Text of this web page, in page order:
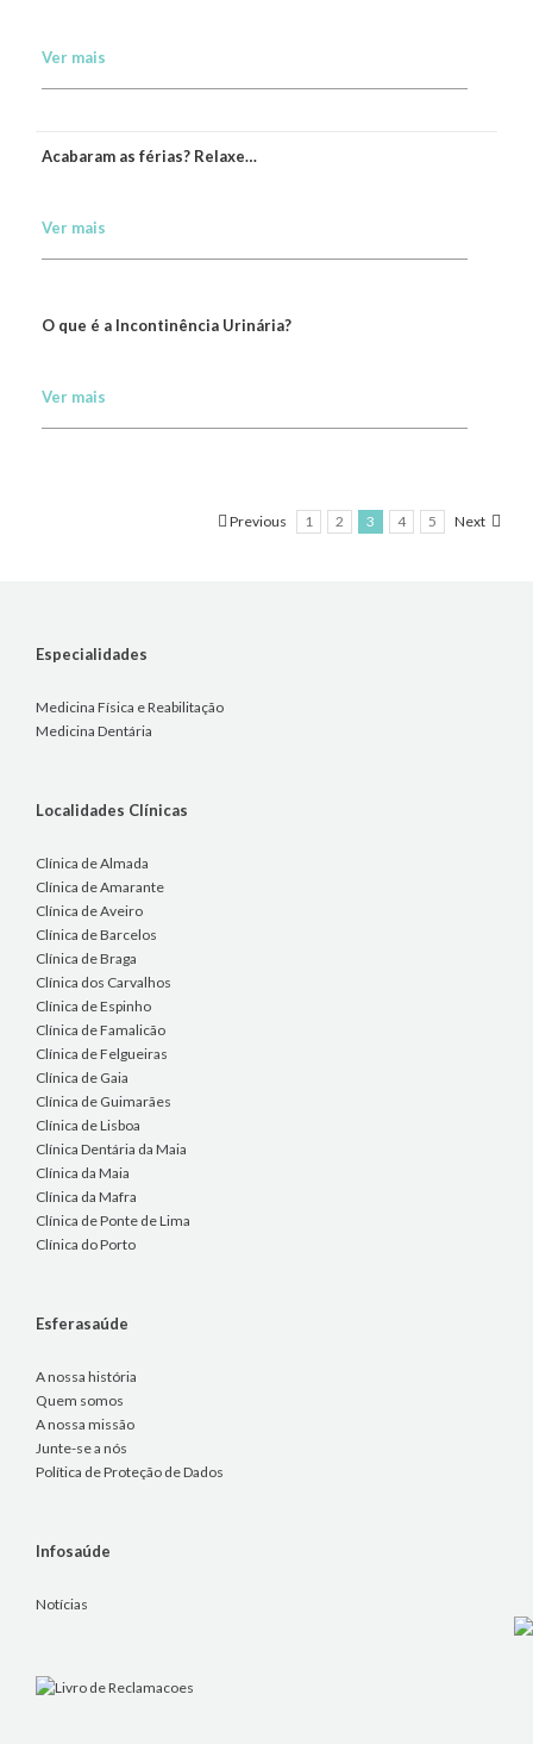
Ver mais
Acabaram as férias? Relaxe…
Ver mais
O que é a Incontinência Urinária?
Ver mais
Previous 1 2 3 4 5 Next
Especialidades
Medicina Física e Reabilitação
Medicina Dentária
Localidades Clínicas
Clínica de Almada
Clínica de Amarante
Clínica de Aveiro
Clínica de Barcelos
Clínica de Braga
Clínica dos Carvalhos
Clínica de Espinho
Clínica de Famalicão
Clínica de Felgueiras
Clínica de Gaia
Clínica de Guimarães
Clínica de Lisboa
Clínica Dentária da Maia
Clínica da Maia
Clínica da Mafra
Clínica de Ponte de Lima
Clínica do Porto
Esferasaúde
A nossa história
Quem somos
A nossa missão
Junte-se a nós
Política de Proteção de Dados
Infosaúde
Notícias